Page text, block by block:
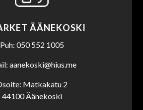
ÄÄNEKOSKI
Puh: 050 552 1005
aanekoski@hius.me
Matkakatu 2
44100 Äänekoski